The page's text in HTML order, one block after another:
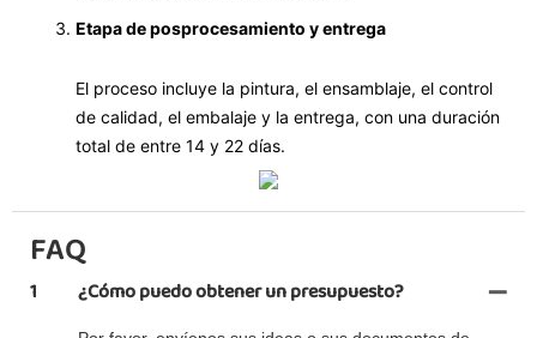
Etapa de posprocesamiento y entrega
El proceso incluye la pintura, el ensamblaje, el control
de calidad, el embalaje y la entrega, con una duración
total de entre 14 y 22 días.
FAQ
1 ¿Cómo puedo obtener un presupuesto?